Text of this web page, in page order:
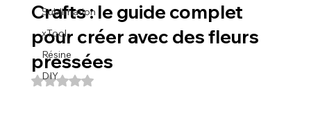
Sublimation
xTool
Résine
DIY
Crafts : le guide complet
pour créer avec des fleurs
pressées
Noté NaN étoiles sur 5.